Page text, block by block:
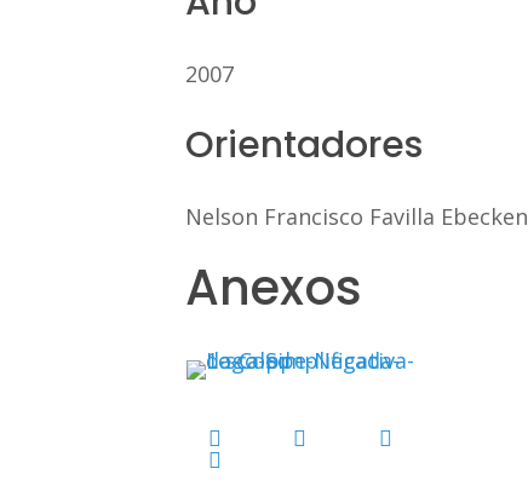
2007
Orientadores
Nelson Francisco Favilla Ebecken
Anexos